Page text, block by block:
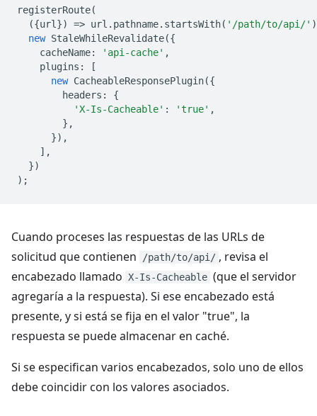
registerRoute(
({url }) => url . pathname. startsWith( '/path/to/api/'
new StaleWhileRevalidate({
cacheName: 'api-cache' ,
plugins :
[
new CacheableResponsePlugin({
headers :
{
'X-Is-Cacheable' : 'true' ,
},
}),
],
})
);
Cuando proceses las respuestas de las URLs de
solicitud que contienen
/path/to/api/ , revisa el
encabezado llamado X-Is-Cacheable (que el servidor
agregaría a la respuesta). Si ese encabezado está
presente, y si está se fija en el valor "true", la
respuesta se puede almacenar en caché.
Si se especifican varios encabezados, solo uno de ellos
debe coincidir con los valores asociados.